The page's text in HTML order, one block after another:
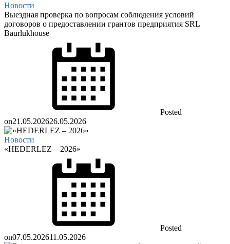
Новости
Выездная проверка по вопросам соблюдения условий
договоров о предоставлении грантов предприятия SRL
Baurlukhouse
Posted
on21.05.202626.05.2026
Новости
«HEDERLEZ – 2026»
Posted
on07.05.202611.05.2026